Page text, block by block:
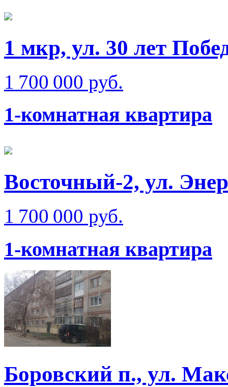
1 мкр, ул. 30 лет
1 700 000 руб.
1-комнатная квартира
Восточный-2, ул.
1 700 000 руб.
1-комнатная квартира
Боровский п., ул.